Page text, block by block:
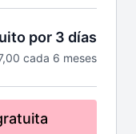
por 3 días
cada 6 meses